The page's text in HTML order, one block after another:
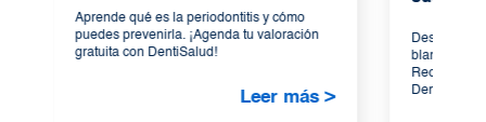
Aprende qué es la periodontitis y cómo
puedes prevenirla. ¡Agenda tu valoración
gratuita con DentiSalud!
Leer más >
Descubre
Recupera